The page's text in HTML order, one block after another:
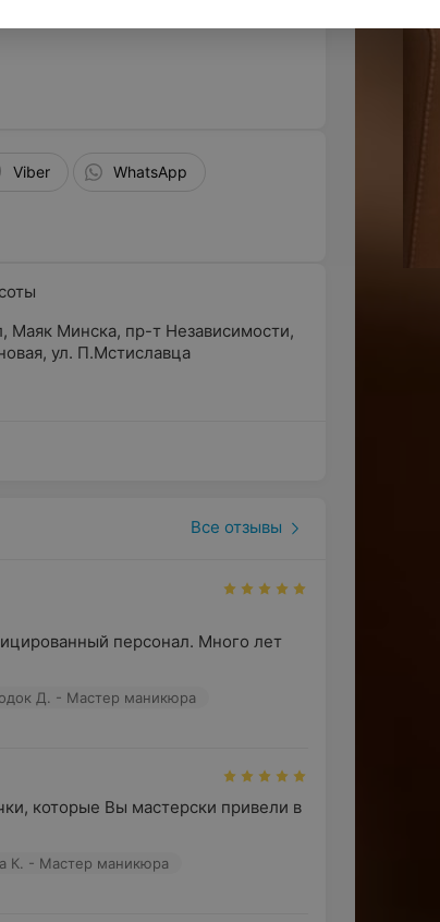
специалистов с большим
окрашивания,
в 4 руки и др.).
др.).
для лица и др.).
поставщиков: Paul Mitchell,
по Минску.
в жизнь все ваши мечты и
Viber WhatsApp
, Маяк Минска, пр-т Независимости,
,ул. П.Мстиславца
Все отзывы
персонал. Много лет
Д. - Мастер маникюра
которые Вы мастерски привели в
К. - Мастер маникюра